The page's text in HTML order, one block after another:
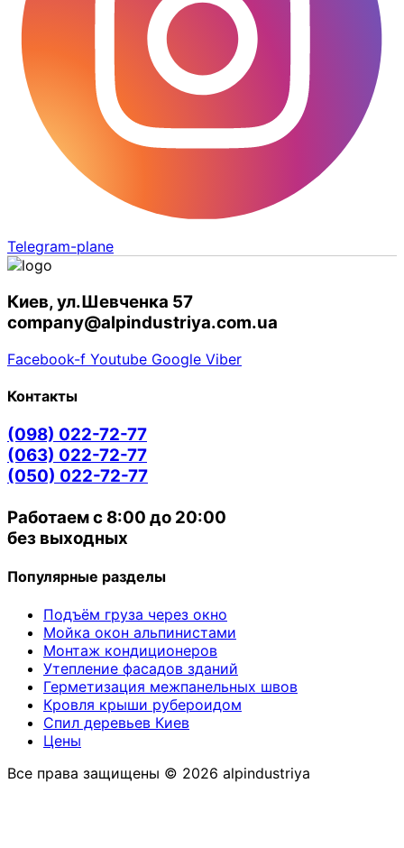
Telegram-plane
Киев, ул.Шевченка 57
company@alpindustriya.com.ua
Facebook-f Youtube Google Viber
Контакты
(098) 022-72-77
(063) 022-72-77
(050) 022-72-77
Работаем с 8:00 до 20:00
без выходных
Популярные разделы
Подъём груза через окно
Мойка окон альпинистами
Монтаж кондиционеров
Утепление фасадов зданий
Герметизация межпанельных швов
Кровля крыши рубероидом
Спил деревьев Киев
Цены
Все права защищены © 2026 alpindustriya